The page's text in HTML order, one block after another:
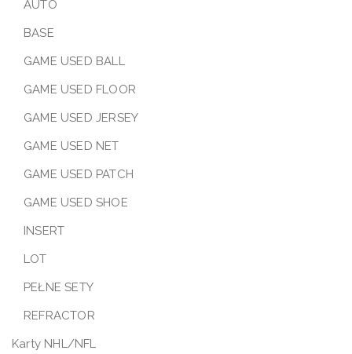
AUTO
BASE
GAME USED BALL
GAME USED FLOOR
GAME USED JERSEY
GAME USED NET
GAME USED PATCH
GAME USED SHOE
INSERT
LOT
PEŁNE SETY
REFRACTOR
Karty NHL/NFL